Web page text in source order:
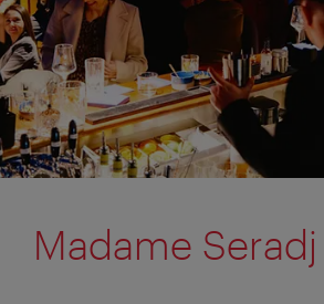
Madame Seradj